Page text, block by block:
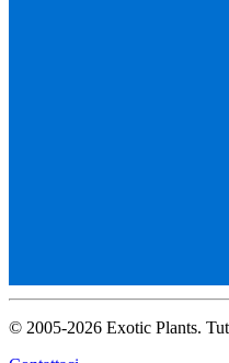
© 2005-2026 Exotic Plants.